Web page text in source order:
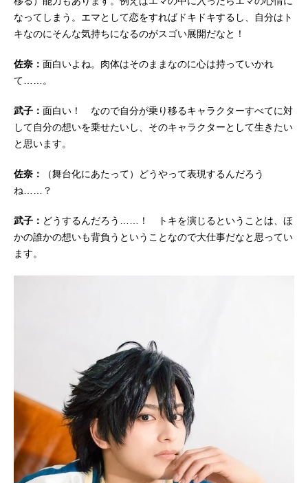
なってしまう。エマとして恋をすればドキドキするし、自分はト
キなのにそんな気持ちになるのがスゴい展開だなと！
佐奈： 面白いよね。肉体はそのままなのに心は持っていかれ
て……。
武子： 面白い！ なので自分が乗り移るキャラクターすべてに対
して自分の想いを乗せたいし、そのキャラクターとして生きたい
と思います。
佐奈：
（舞台化にあたって）どうやって表現するんだろう
ね……？
武子： どうするんだろう……！ トキを演じるということは、ほ
かの誰かの想いも背負うということなので大仕事だなと思ってい
ます。